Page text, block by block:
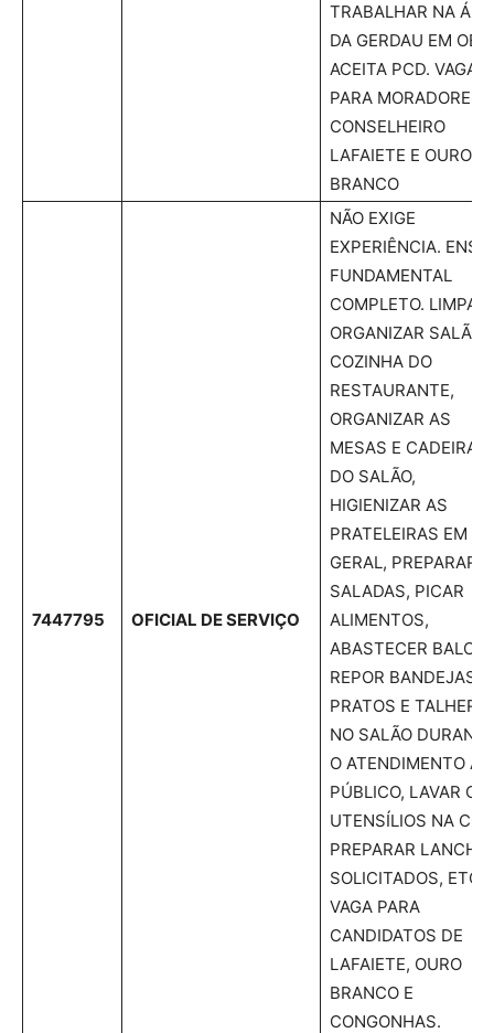
TRABALHAR NA
DA GERDAU EM OB.
ACEITA PCD. VAGA
PARA MORADORES
CONSELHEIRO
LAFAIETE E OURO
BRANCO
7447795 OFICIAL DE SERVIÇO
NÃO EXIGE
EXPERIÊNCIA.
FUNDAMENTAL
COMPLETO. LIMPAR
ORGANIZAR SALÃO
COZINHA DO
RESTAURANTE,
ORGANIZAR AS
MESAS E CADEIRAS
DO SALÃO,
HIGIENIZAR AS
PRATELEIRAS EM
GERAL, PREPARAR
SALADAS, PICAR
ALIMENTOS,
ABASTECER
REPOR BANDEJAS,
PRATOS E
NO SALÃO
O ATENDIMENTO AO
PÚBLICO, LAVAR OS
UTENSÍLIOS NA
PREPARAR
SOLICITADOS, ETC.
VAGA PARA
CANDIDATOS DE
LAFAIETE, OURO
BRANCO E
CONGONHAS.